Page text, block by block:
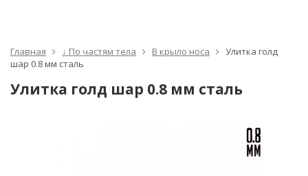
Главная ↓ По частям тела В крыло носа
Улитка голд
шар 0.8 мм сталь
Улитка голд шар 0.8 мм сталь